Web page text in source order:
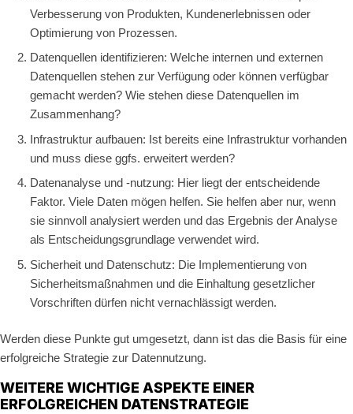
Verbesserung von Produkten, Kundenerlebnissen oder
Optimierung von Prozessen.
Datenquellen identifizieren: Welche internen und externen
Datenquellen stehen zur Verfügung oder können verfügbar
gemacht werden? Wie stehen diese Datenquellen im
Zusammenhang?
Infrastruktur aufbauen: Ist bereits eine Infrastruktur vorhanden
und muss diese ggfs. erweitert werden?
Datenanalyse und -nutzung: Hier liegt der entscheidende
Faktor. Viele Daten mögen helfen. Sie helfen aber nur, wenn
sie sinnvoll analysiert werden und das Ergebnis der Analyse
als Entscheidungsgrundlage verwendet wird.
Sicherheit und Datenschutz: Die Implementierung von
Sicherheitsmaßnahmen und die Einhaltung gesetzlicher
Vorschriften dürfen nicht vernachlässigt werden.
Werden diese Punkte gut umgesetzt, dann ist das die Basis für eine
erfolgreiche Strategie zur Datennutzung.
WEITERE WICHTIGE ASPEKTE EINER
ERFOLGREICHEN DATENSTRATEGIE